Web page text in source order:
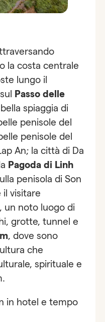
la costa centrale
lungo il
Passo delle
spiaggia di
penisole del
penisole del
An; la città di Da
Pagoda di Linh
penisola di Son
il visitare
, un noto luogo di
grotte, tunnel e
, dove sono
che
spirituale e
in hotel e tempo